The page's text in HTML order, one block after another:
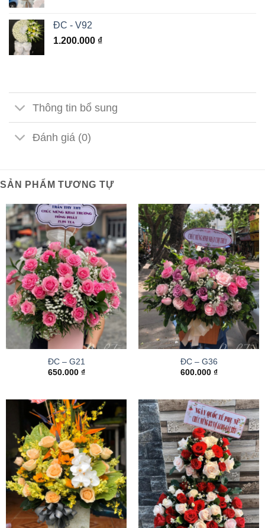
ĐC - V92
1.200.000 ₫
Thông tin bổ sung
Đánh giá (0)
SẢN PHẨM TƯƠNG TỰ
ĐC – G21
650.000 ₫
ĐC – G36
600.000 ₫